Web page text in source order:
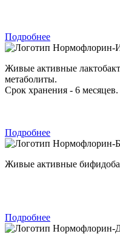
Подробнее
Живые активные
метаболиты.
Срок хранения - 6 месяцев.
Подробнее
Нормофлорин-Б
Живые активные
Подробнее
Нормофлорин-